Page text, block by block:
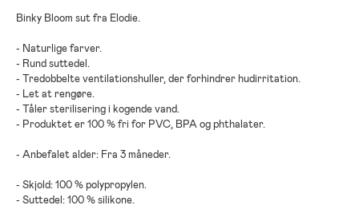
Binky Bloom sut fra Elodie.
- Naturlige farver.
- Rund suttedel.
- Tredobbelte ventilationshuller, der forhindrer hudirritation.
- Let at rengøre.
- Tåler sterilisering i kogende vand.
- Produktet er 100 % fri for PVC, BPA og phthalater.
- Anbefalet alder: Fra 3 måneder.
- Skjold: 100 % polypropylen.
- Suttedel: 100 % silikone.